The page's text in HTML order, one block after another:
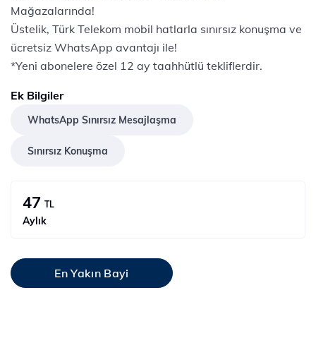
Mağazalarında!
Üstelik, Türk Telekom mobil hatlarla sınırsız konuşma ve
ücretsiz WhatsApp avantajı ile!
*Yeni abonelere özel 12 ay taahhütlü tekliflerdir.
Ek Bilgiler
WhatsApp Sınırsız Mesajlaşma
Sınırsız Konuşma
47 TL
Aylık
En Yakın Bayi